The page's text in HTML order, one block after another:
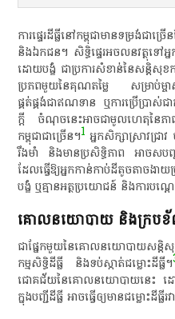
ការ​ផ្ទេរ​ដីធ្លី​នៅ​កម្ពុជា​មាន​ទម្រង់​ជា​
និង​ឯកជន​។​ សិទ្ធិ​ផ្ទេរ​អចលនវត្ថុ​ទៅ​អ្ន
ដោយ​បង្ខំ​ ជា​ប្រការ​សំខាន់​នៃ​សន្តិសុខ​
ប្រភព​មួយ​នៃ​គុណ​តម្លៃ​ សម្រាប់​ម្ចាស់​
ផ្គត់ផ្គង់​ជា​ឥណទាន​ ឬ​ការ​ប្រើប្រាស់​
ក្តី​ ចំណុច​នេះ​អាច​ជា​មូលហេតុ​នៃ​ភាព​
កម្ពុជា​ជា​ច្រើន​។1 អ្នក​សិក្សា​ស្រាវជ្រា
រឹង​មាំ​ និង​មាន​ប្រសិទ្ធិ​ភាព​ អាច​ស
ដែល​ធ្វើ​ឱ្យ​អ្នកកាន់កាប់​ដី​តូចតាច​
បង្ខំ​ ឬ​គ្មាន​អត្ថប្រយោជន៍​ និង​ការ​ប
គោលនយោបាយ និងក្របខ័
ជា​ផ្នែក​មួយ​នៃ​គោលនយោបាយ​សន្តិសុខ​
កម្មសិទ្ធិ​ដីធ្លី​ និង​ទប់ស្កាត់​ជម្លោះដីធ្លី​។​
ជោគជ័យ​នៃ​គោលនយោបាយ​នេះ​ ដោយស
ក្នុង​បញ្ជី​ដីធ្លី​ អាច​ធ្វើ​ឲ្យ​មាន​ជម្លោះដីធ្លី​រ